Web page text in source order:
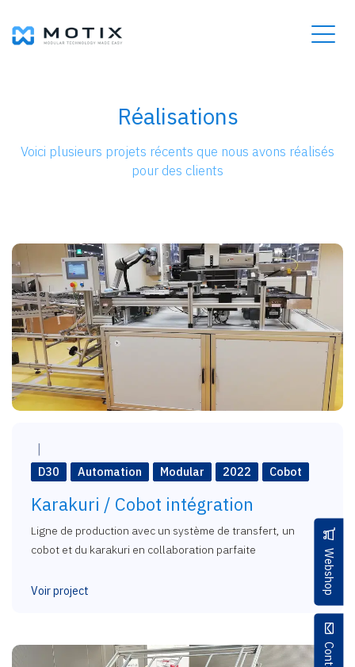
Webshop
Réalisations
Voici plusieurs projets récents que nous avons réalisés
pour des clients
D30 Automation Modular 2022 Cobot
Karakuri / Cobot intégration
Ligne de production avec un système de transfert, un
cobot et du karakuri en collaboration parfaite
Voir project